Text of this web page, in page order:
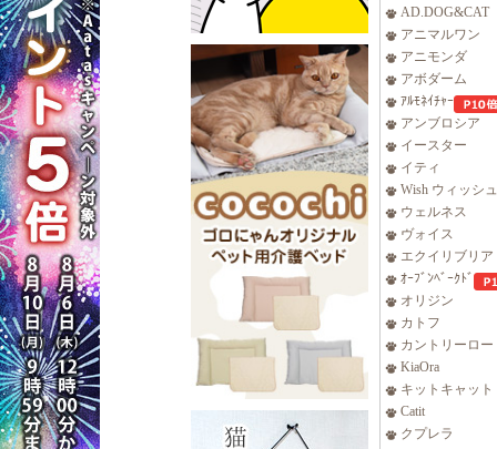
AD.DOG&CAT
アニマルワン
アニモンダ
アボダーム
ｱﾙﾓﾈｲﾁｬｰ
アンブロシア
イースター
イティ
Wish ウィッシュ
ウェルネス
ヴォイス
エクイリブリア
ｵｰﾌﾞﾝﾍﾞｰｸﾄﾞ
オリジン
カトフ
カントリーロー
KiaOra
キットキャット
Catit
クプレラ